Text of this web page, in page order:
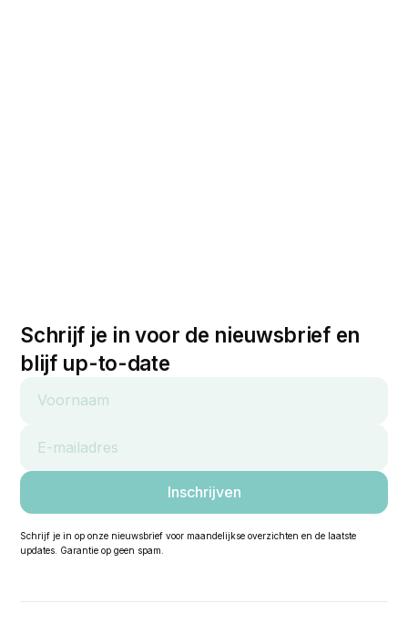
Schrijf je in voor de nieuwsbrief en
blijf up-to-date
Schrijf je in op onze nieuwsbrief voor maandelijkse overzichten en de laatste
updates. Garantie op geen spam.